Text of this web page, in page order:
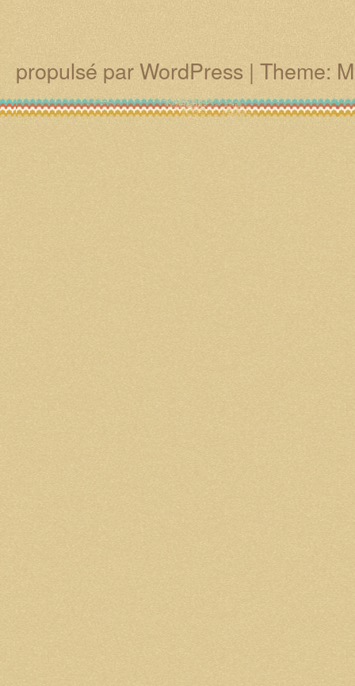
propulsé par WordPress| Theme: